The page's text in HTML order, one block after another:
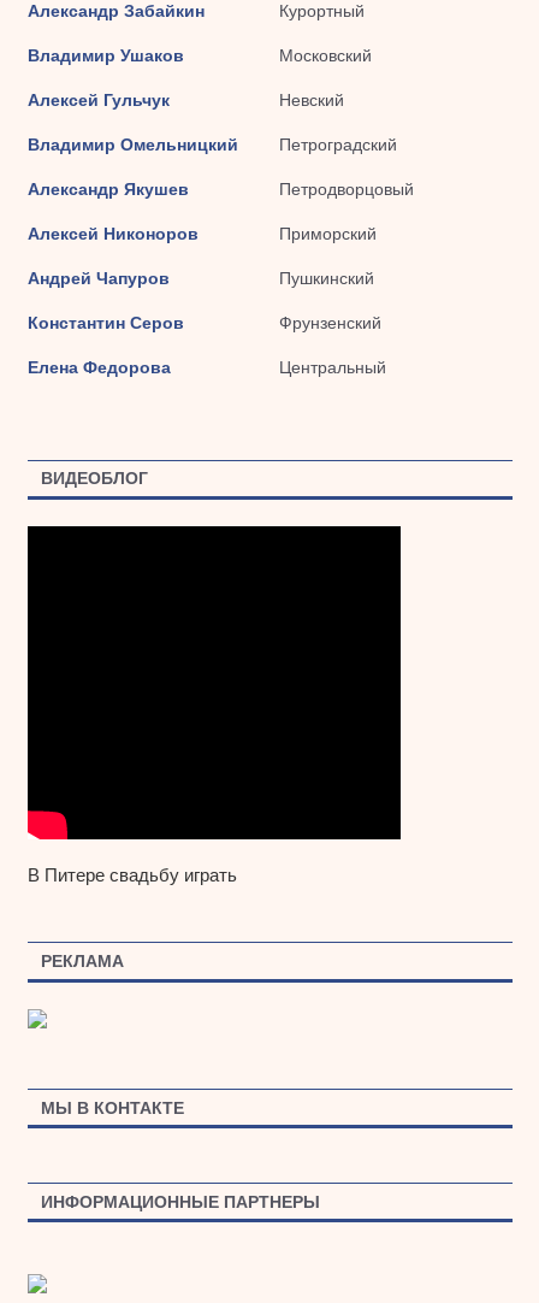
Александр Забайкин Курортный
Владимир Ушаков Московский
Алексей Гульчук Невский
Владимир Омельницкий Петроградский
Александр Якушев Петродворцовый
Алексей Никоноров Приморский
Андрей Чапуров Пушкинский
Константин Серов Фрунзенский
Елена Федорова Центральный
ВИДЕОБЛОГ
В Питере свадьбу играть
РЕКЛАМА
МЫ В КОНТАКТЕ
ИНФОРМАЦИОННЫЕ ПАРТНЕРЫ